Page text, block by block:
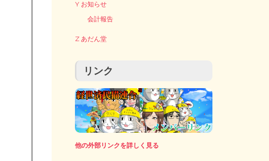
Y お知らせ
会計報告
Z あだん堂
リンク
他の外部リンクを詳しく見る